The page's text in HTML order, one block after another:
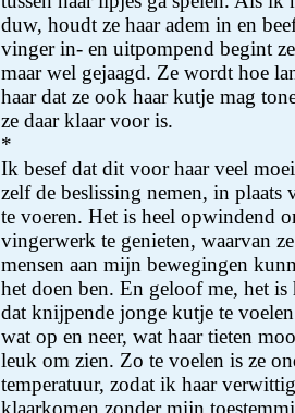
duw, houdt ze haar adem in en
vinger in- en uitpompend begint
maar wel gejaagd. Ze wordt hoe
haar dat ze ook haar kutje mag
ze daar klaar voor is.
*
Ik besef dat dit voor haar veel
zelf de beslissing nemen, in
te voeren. Het is heel opwindend
vingerwerk te genieten, waarvan
mensen aan mijn bewegingen
het doen ben. En geloof me, het
dat knijpende jonge kutje te
wat op en neer, wat haar tieten
leuk om zien. Zo te voelen is ze
temperatuur, zodat ik haar
klaarkomen zonder mijn